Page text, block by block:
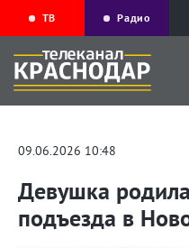
ТВ Радио
09.06.2026 10:48
Девушка
подъезда в